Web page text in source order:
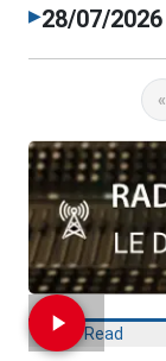
▶28/07/2026
«
Most Read